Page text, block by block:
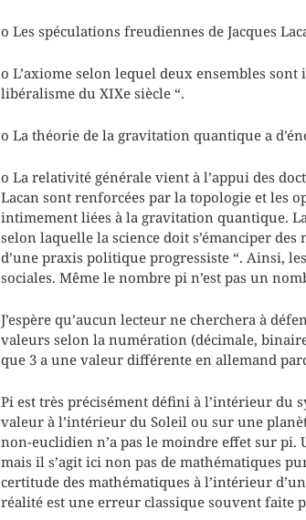
o Les spéculations freudiennes de Jacques
o L’axiome selon lequel deux ensembles
libéralisme du XIXe siècle “.
o La théorie de la gravitation quantique a
o La relativité générale vient à l’appui des
Lacan sont renforcées par la topologie et les
intimement liées à la gravitation quantique.
selon laquelle la science doit s’émanciper
d’une praxis politique progressiste “. Ainsi,
sociales. Même le nombre pi n’est pas un
J’espère qu’aucun lecteur ne cherchera à
valeurs selon la numération (décimale,
que 3 a une valeur différente en allemand
Pi est très précisément défini à l’intérieur du
valeur à l’intérieur du Soleil ou sur une
non-euclidien n’a pas le moindre effet sur pi.
mais il s’agit ici non pas de mathématiques
certitude des mathématiques à l’intérieur
réalité est une erreur classique souvent faite